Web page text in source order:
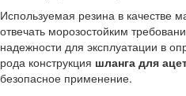
Используемая резина в качестве
отвечать морозостойким
надежности для эксплуатации в
рода конструкция шланга для
безопасное применение.